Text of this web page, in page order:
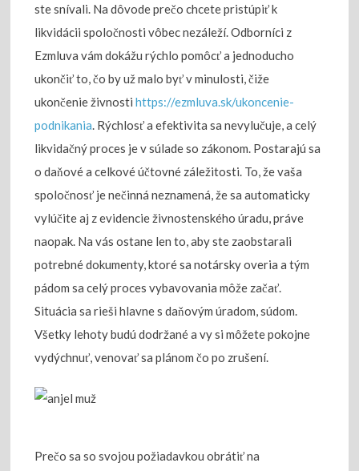
ste snívali. Na dôvode prečo chcete pristúpiť k
likvidácii spoločnosti vôbec nezáleží. Odborníci z
Ezmluva vám dokážu rýchlo pomôcť a jednoducho
ukončiť to, čo by už malo byť v minulosti, čiže
ukončenie živnostihttps://ezmluva.sk/ukoncenie-
podnikania. Rýchlosť a efektivita sa nevylučuje, a celý
likvidačný proces je v súlade so zákonom. Postarajú sa
o daňové a celkové účtovné záležitosti. To, že vaša
spoločnosť je nečinná neznamená, že sa automaticky
vylúčite aj z evidencie živnostenského úradu, práve
naopak. Na vás ostane len to, aby ste zaobstarali
potrebné dokumenty, ktoré sa notársky overia a tým
pádom sa celý proces vybavovania môže začať.
Situácia sa rieši hlavne s daňovým úradom, súdom.
Všetky lehoty budú dodržané a vy si môžete pokojne
vydýchnuť, venovať sa plánom čo po zrušení.
Prečo sa so svojou požiadavkou obrátiť na